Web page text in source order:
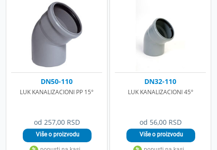
od 257,00 RSD
DN50-110
LUK KANALIZACIONI PP 15°
od 56,00 RSD
DN32-110
LUK KANALIZACIONI 45°